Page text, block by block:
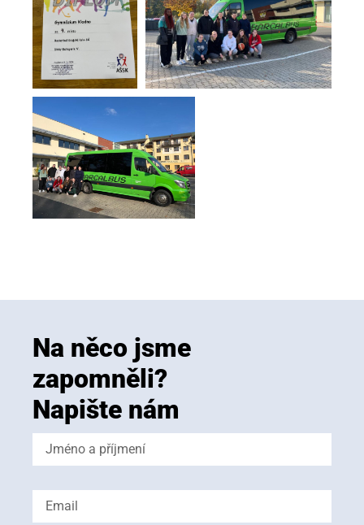
Na něco jsme
zapomněli?
Napište nám